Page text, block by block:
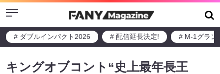
Menu
# ダブルインパクト2026 # 配信延長決定! # M-1グラン
キングオブコント“史上最年長王